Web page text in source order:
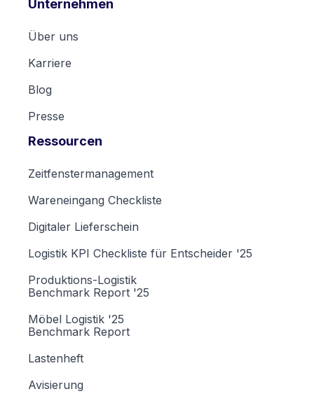
Unternehmen
Über uns
Karriere
Blog
Presse
Ressourcen
Zeitfenstermanagement
Wareneingang Checkliste
Digitaler Lieferschein
Logistik KPI Checkliste für Entscheider '25
Produktions-Logistik
Benchmark Report '25
Möbel Logistik '25
Benchmark Report
Lastenheft
Avisierung